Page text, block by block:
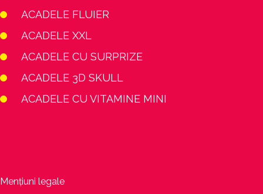
ACADELE FLUIER
ACADELE XXL
ACADELE CU SURPRIZE
ACADELE 3D SKULL
ACADELE CU VITAMINE MINI
Mențiuni legale